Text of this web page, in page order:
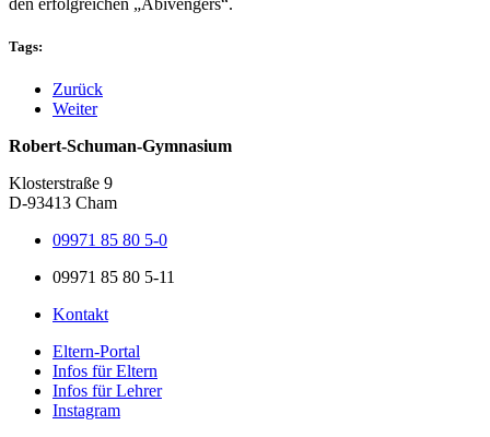
Tags:
Zurück
Weiter
Robert-Schuman-Gymnasium
Klosterstraße 9
D-93413 Cham
09971 85 80 5-0
09971 85 80 5-11
Kontakt
Eltern-Portal
Infos für Eltern
Infos für Lehrer
Instagram